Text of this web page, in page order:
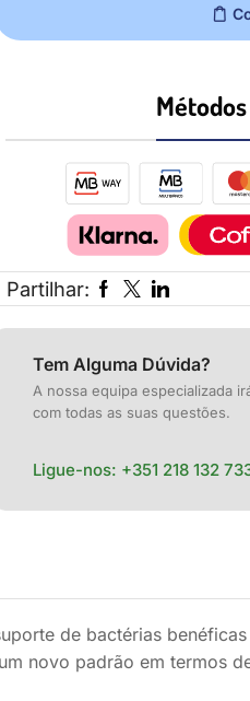
Partilhar:
Tem Alguma Dúvida?
A nossa equipa especializada
com todas as suas questões.
Ligue-nos: +351 218 132
de bactérias
novo padrão em termos